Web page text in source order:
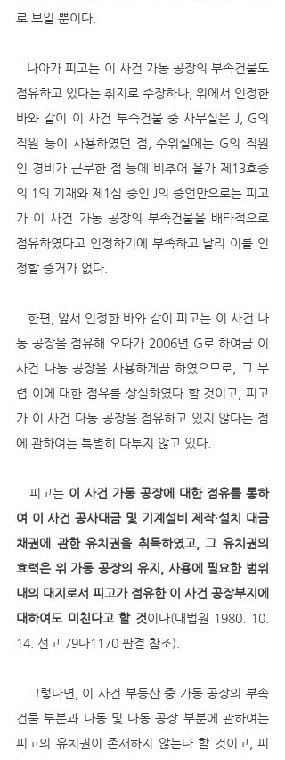
로 보일 뿐이다.
점유하고 있다는 취지로 주장하나, 위에서 인정한
바와 같이 이 사건 부속건물 중 사무실은 J, G의
직원 등이 사용하였던 점, 수위실에는 G의 직원
인 경비가 근무한 점 등에 비추어 을가 제13호증
의 1의 기재와 제1심 증인 J의 증언만으로는 피고
가 이 사건 가동 공장의 부속건물을 배타적으로
점유하였다고 인정하기에 부족하고 달리 이를 인
정할 증거가 없다.
동 공장을 점유해 오다가 2006년 G로 하여금 이
사건 나동 공장을 사용하게끔 하였으므로, 그 무
렵 이에 대한 점유를 상실하였다 할 것이고, 피고
가 이 사건 다동 공장을 점유하고 있지 않다는 점
에 관하여는 특별히 다투지 않고 있다.
   피고는
이 사건 가동 공장에 대한 점유를 통하
여 이 사건 공사대금 및 기계설비 제작·설치 대금
채권에 관한 유치권을 취득하였고, 그 유치권의
효력은 위 가동 공장의 유지, 사용에 필요한 범위
내의 대지로서 피고가 점유한 이 사건 공장부지에
대하여도 미친다고 할 것이다(대법원 1980. 10.
14. 선고 79다1170 판결 참조).
건물 부분과 나동 및 다동 공장 부분에 관하여는
피고의 유치권이 존재하지 않는다 할 것이고, 피